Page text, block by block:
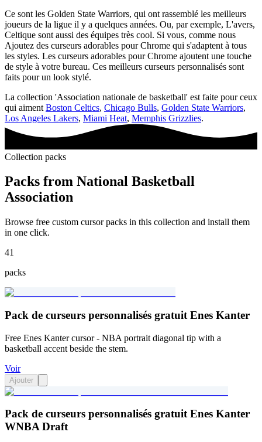
Ce sont les Golden State Warriors, qui ont rassemblé les meilleurs
joueurs de la ligue il y a quelques années. Ou, par exemple, L'avers,
Celtique sont aussi des équipes très cool. Si vous, comme nous
Ajoutez des curseurs adorables pour Chrome qui s'adaptent à tous
les styles. Les curseurs adorables pour Chrome ajoutent une touche
de style à votre bureau. Ces meilleurs curseurs personnalisés sont
faits pour un look stylé.
La collection 'Association nationale de basketball' est faite pour ceux
qui aiment Boston Celtics, Chicago Bulls, Golden State Warriors,
Los Angeles Lakers, Miami Heat, Memphis Grizzlies.
Collection packs
Packs from National Basketball
Association
Browse free custom cursor packs in this collection and install them
in one click.
41
packs
Pack de curseurs personnalisés gratuit Enes Kanter
Free Enes Kanter cursor - NBA portrait diagonal tip with a
basketball accent beside the stem.
Voir
Ajouter
Pack de curseurs personnalisés gratuit Enes Kanter
WNBA Draft